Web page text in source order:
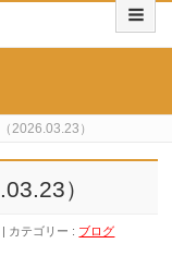
2026.03.23）
）
カテゴリー : ブログ